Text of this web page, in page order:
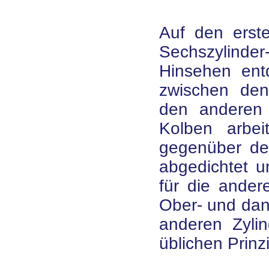
Auf den
Hinsehen
zwischen
den
Kolben
gegenüber
abgedichtet
für die
Ober- und
anderen
üblichen